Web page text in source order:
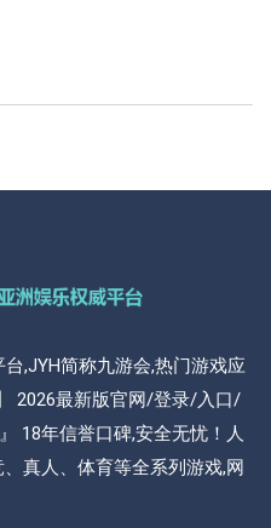
,JYH简称九游会,热门游戏应
2026最新版官网/登录/入口/
18年信誉口碑,安全无忧！人
真人、体育等全系列游戏,网